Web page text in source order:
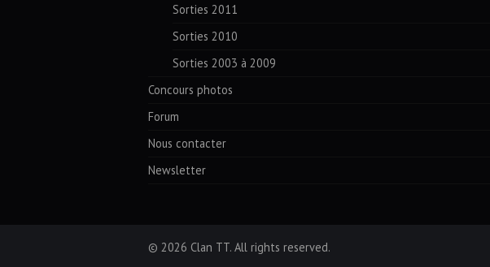
Sorties 2011
Sorties 2010
Sorties 2003 à 2009
Concours photos
Forum
Nous contacter
Newsletter
© 2026 Clan TT. All rights reserved.